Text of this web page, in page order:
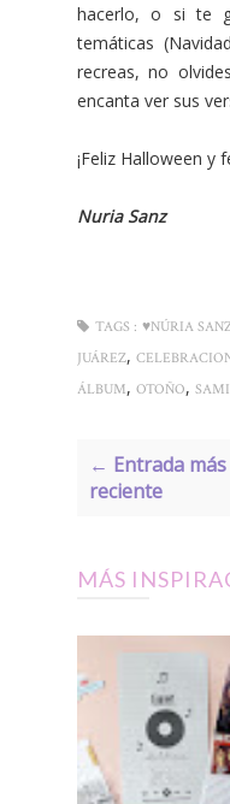
hacerlo, o si te
temáticas
recreas, no
encanta ver sus
¡Feliz Halloween y
Nuria Sanz
TAGS : ♥NÚRIA
JUÁREZ,
ÁLBUM, OTOÑO,
← Entrada más
reciente
MÁS